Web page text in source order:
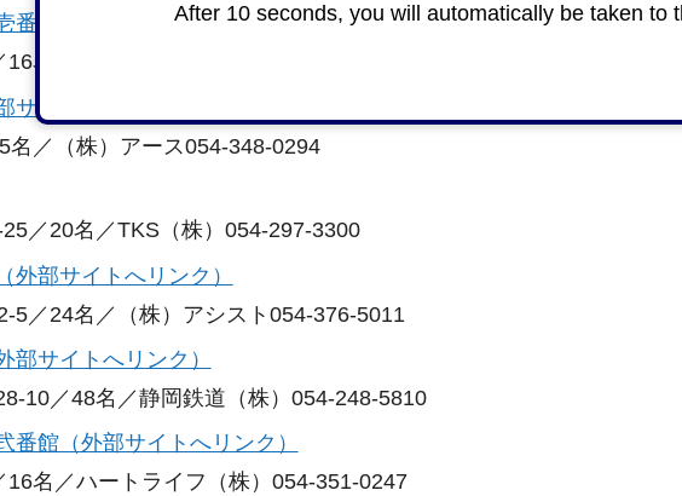
After 10 seconds, you will automatically be taken to
番館（外部サイトへリンク）
名／ハートライフ（株）054-351-0247
サイトへリンク）
名／（株）アース054-348-0294
／20名／TKS（株）054-297-3300
外部サイトへリンク）
5／24名／（株）アシスト054-376-5011
部サイトへリンク）
10／48名／静岡鉄道（株）054-248-5810
番館（外部サイトへリンク）
名／ハートライフ（株）054-351-0247